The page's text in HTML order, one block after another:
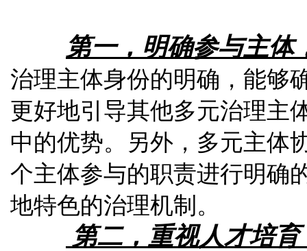
第一，明确参与主体
治理主体身份的明确，能够
更好地引导其他多元治理主
中的优势。 另外，多元主体
个主体参与的职责进行明确
地特色的治理机制 。
第二，重视人才培